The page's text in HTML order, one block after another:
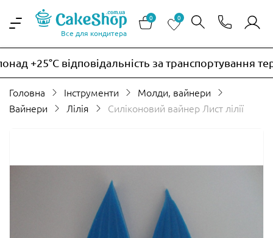
Все для кондитера
0 0
+25°C відповідальність за транспортування
Головна Інструменти
Молди, вайнери
Вайнери
Лілія Силіконовий вайнер Лист лілії